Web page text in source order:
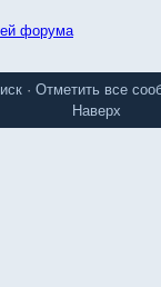
форума
· Отметить все
Наверх